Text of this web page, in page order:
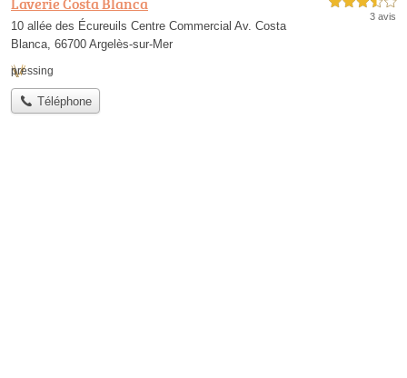
10 allée des Écureuils Centre Commercial Av. Costa
Blanca, 66700 Argelès-sur-Mer
3 avis
pressing
Téléphone